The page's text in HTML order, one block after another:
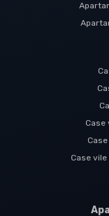
Case
Case